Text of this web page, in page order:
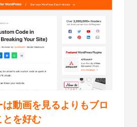
動画を見るよりもブロ
を好む